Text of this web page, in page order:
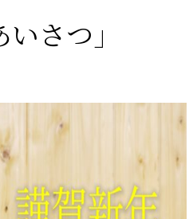
いさつ」